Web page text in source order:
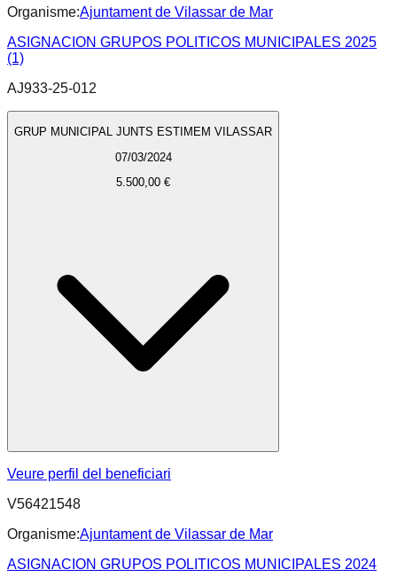
Organisme:Ajuntament de Vilassar de Mar
ASIGNACION GRUPOS POLITICOS MUNICIPALES 2025
(1)
AJ933-25-012
GRUP MUNICIPAL JUNTS ESTIMEM VILASSAR
07/03/2024
5.500,00 €
Veure perfil del beneficiari
V56421548
Organisme:Ajuntament de Vilassar de Mar
ASIGNACION GRUPOS POLITICOS MUNICIPALES 2024